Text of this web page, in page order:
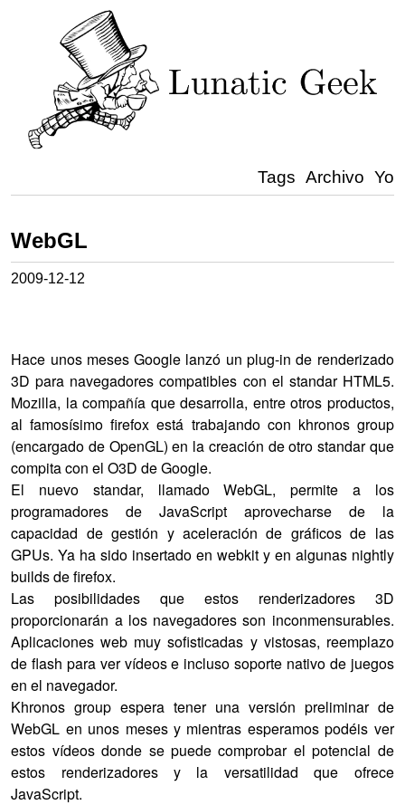
Tags Archivo Yo
WebGL
2009-12-12
Hace unos meses Google lanzó un plug-in de renderizado
3D para navegadores compatibles con el standar HTML5.
Mozilla, la compañía que desarrolla, entre otros productos,
al famosísimo firefox está trabajando con khronos group
(encargado de OpenGL) en la creación de otro standar que
compita con el O3D de Google.
El nuevo standar, llamado WebGL, permite a los
programadores de JavaScript aprovecharse de la
capacidad de gestión y aceleración de gráficos de las
GPUs. Ya ha sido insertado en webkit y en algunas nightly
builds de firefox.
Las posibilidades que estos renderizadores 3D
proporcionarán a los navegadores son inconmensurables.
Aplicaciones web muy sofisticadas y vistosas, reemplazo
de flash para ver vídeos e incluso soporte nativo de juegos
en el navegador.
Khronos group espera tener una versión preliminar de
WebGL en unos meses y mientras esperamos podéis ver
estos vídeos donde se puede comprobar el potencial de
estos renderizadores y la versatilidad que ofrece
JavaScript.